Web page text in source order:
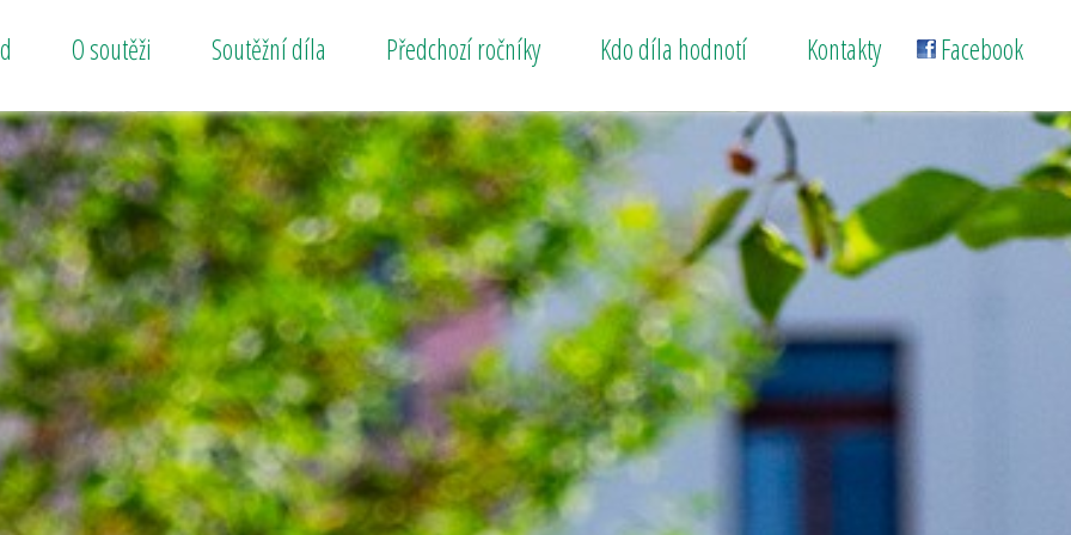
O soutěži Soutěžní díla Předchozí ročníky Kdo díla hodnotí Kontakty Facebook